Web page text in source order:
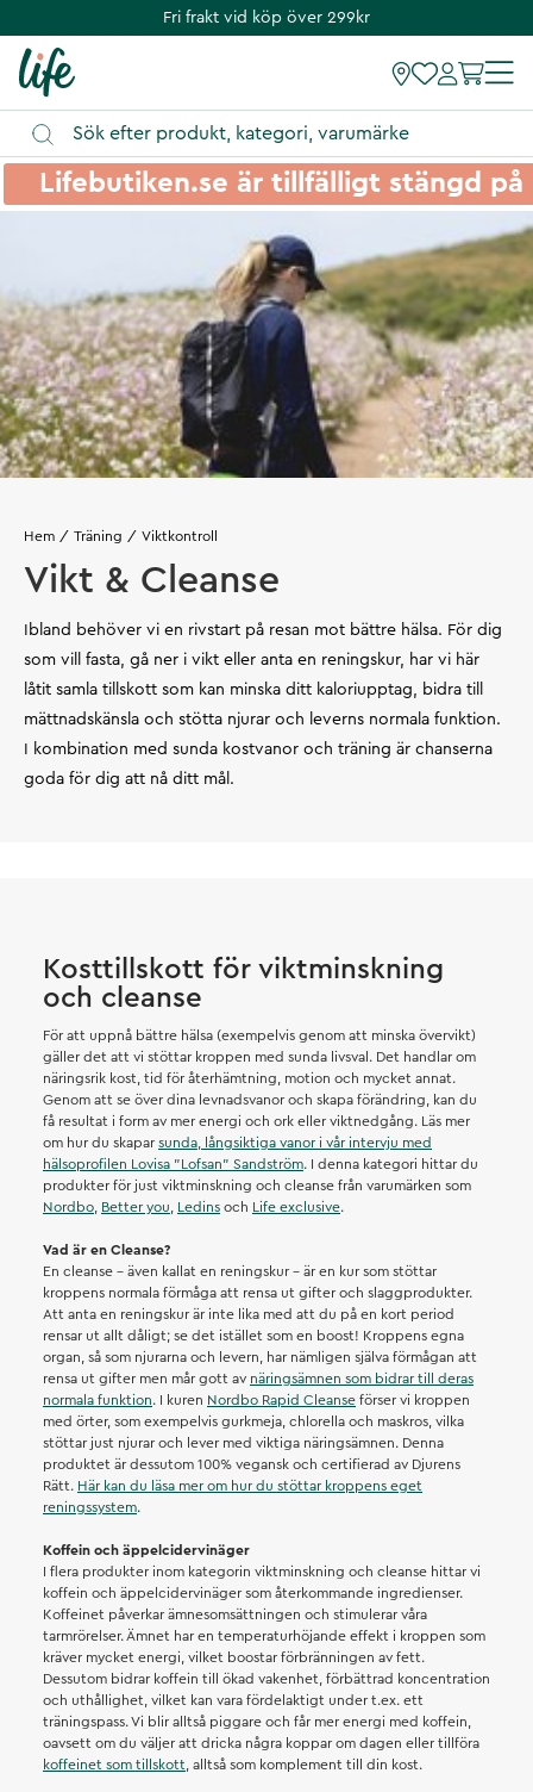
Fri frakt vid köp över 299kr
Lifebutiken.se är tillfälligt stängd
Hem Träning Viktkontroll
Vikt & Cleanse
Ibland behöver vi en rivstart på resan mot bättre hälsa. För dig
som vill fasta, gå ner i vikt eller anta en reningskur, har vi här
låtit samla tillskott som kan minska ditt kaloriupptag, bidra till
mättnadskänsla och stötta njurar och leverns normala funktion.
I kombination med sunda kostvanor och träning är chanserna
goda för dig att nå ditt mål.
Kosttillskott för viktminskning
och cleanse
För att uppnå bättre hälsa (exempelvis genom att minska övervikt)
gäller det att vi stöttar kroppen med sunda livsval. Det handlar om
näringsrik kost, tid för återhämtning, motion och mycket annat.
Genom att se över dina levnadsvanor och skapa förändring, kan du
få resultat i form av mer energi och ork eller viktnedgång. Läs mer
om hur du skapar sunda, långsiktiga vanor i vår intervju med
hälsoprofilen Lovisa ”Lofsan” Sandström. I denna kategori hittar du
produkter för just viktminskning och cleanse från varumärken som
Nordbo Better you Ledins och Life exclusive.
Vad är en Cleanse?
En cleanse – även kallat en reningskur – är en kur som stöttar
kroppens normala förmåga att rensa ut gifter och slaggprodukter.
Att anta en reningskur är inte lika med att du på en kort period
rensar ut allt dåligt; se det istället som en boost! Kroppens egna
organ, så som njurarna och levern, har nämligen själva förmågan att
rensa ut gifter men mår gott av näringsämnen som bidrar till deras
normala funktion. I kuren Nordbo Rapid Cleanse förser vi kroppen
med örter, som exempelvis gurkmeja, chlorella och maskros, vilka
stöttar just njurar och lever med viktiga näringsämnen. Denna
produktet är dessutom 100% vegansk och certifierad av Djurens
Rätt. Här kan du läsa mer om hur du stöttar kroppens eget
reningssystem.
Koffein och äppelcidervinäger
I flera produkter inom kategorin viktminskning och cleanse hittar vi
koffein och äppelcidervinäger som återkommande ingredienser.
Koffeinet påverkar ämnesomsättningen och stimulerar våra
tarmrörelser. Ämnet har en temperaturhöjande effekt i kroppen som
kräver mycket energi, vilket boostar förbränningen av fett.
Dessutom bidrar koffein till ökad vakenhet, förbättrad koncentration
och uthållighet, vilket kan vara fördelaktigt under t.ex. ett
träningspass. Vi blir alltså piggare och får mer energi med koffein,
oavsett om du väljer att dricka några koppar om dagen eller tillföra
koffeinet som tillskott , alltså som komplement till din kost.